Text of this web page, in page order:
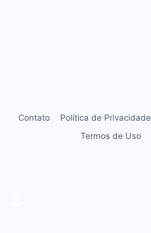
Contato Política de Privacidade
Termos de Uso